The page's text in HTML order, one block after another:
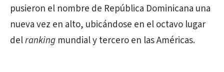
pusieron el nombre de República Dominicana una
nueva vez en alto, ubicándose en el octavo lugar
delranking mundial y tercero en las Américas.